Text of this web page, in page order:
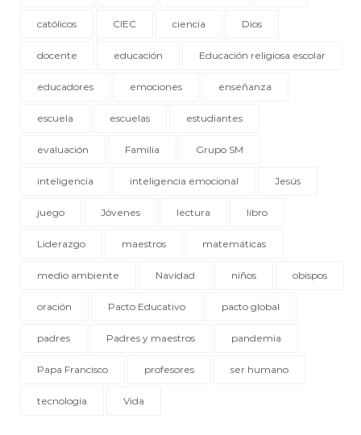
católicos CIEC ciencia Dios
docente educación Educación religiosa escolar
educadores emociones enseñanza
escuela escuelas estudiantes
evaluación Familia Grupo SM
inteligencia inteligencia emocional Jesús
juego Jóvenes lectura libro
Liderazgo maestros matemáticas
medio ambiente Navidad niños obispos
oración Pacto Educativo pacto global
padres Padres y maestros pandemia
Papa Francisco profesores ser humano
tecnología Vida